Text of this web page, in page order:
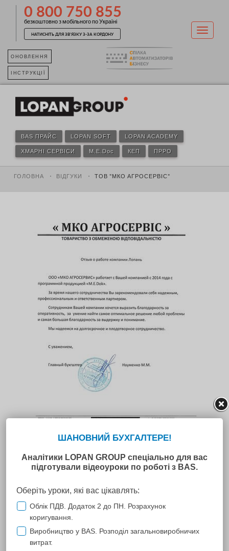
0 800 750 855
безкоштовно з мобільного по Україні
НАТИСНІТЬ ДЛЯ ЗВ'ЯЗКУ З-ЗА КОРДОНУ
ОНОВЛЕННЯ
ІНСТРУКЦІЇ
BAS ПРАЙС LOPAN SOFT LOPAN ACADEMY
ХМАРНІ СЕРВІСИ M.E.Doc КЕП ПРРО
ГОЛОВНА ВІДГУКИ ТОВ "МКО АГРОСЕРВІС"
ТОВ "МКО АГРОСЕРВІС"
ТОВ "МКО АГРОСЕРВІС" працює з Вашою компанією з 2014
року із програмною продукцією "M.E.Doc".
За час нашої співпраці Ви зарекомендували себе надійним,
професійним та відповідальним партнером.